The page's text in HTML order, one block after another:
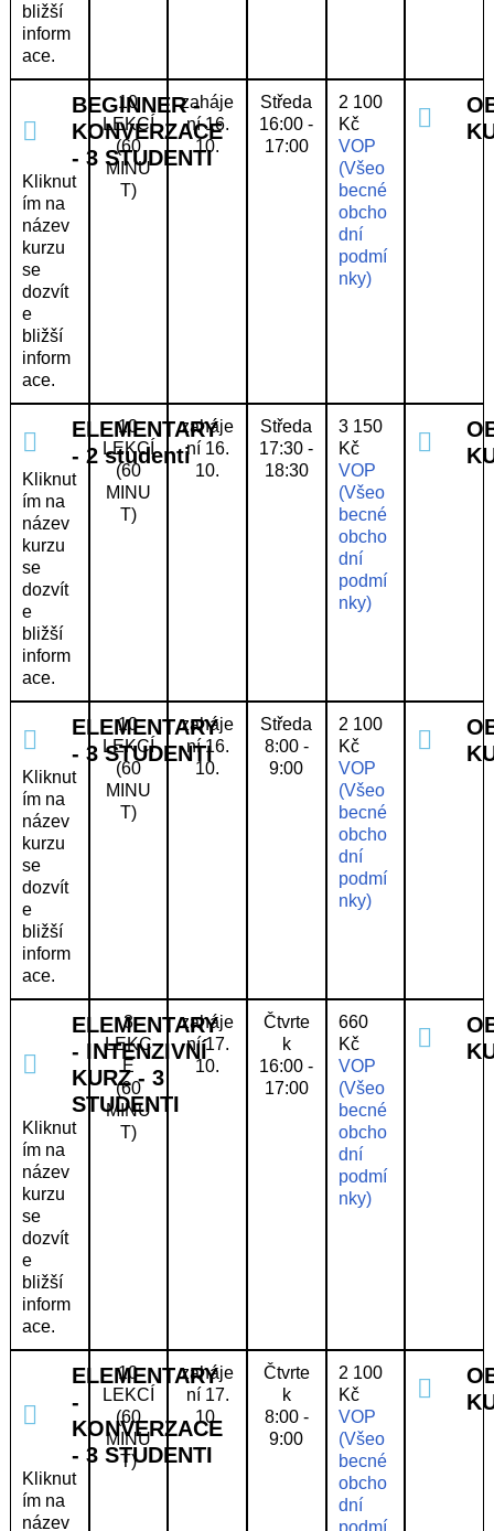
bližší
inform
ace.
BEGINNER -
KONVERZACE
- 3 STUDENTI
Kliknut
ím na
název
kurzu
se
dozvít
e
bližší
inform
ace.
10
LEKCÍ
(60
MINU
T)
zaháje
ní 16.
10.
Středa
16:00 -
17:00
2 100
Kč
VOP
(Všeo
becné
obcho
dní
podmí
nky)
ELEMENTARY
- 2 studenti
Kliknut
ím na
název
kurzu
se
dozvít
e
bližší
inform
ace.
10
LEKCÍ
(60
MINU
T)
zaháje
ní 16.
10.
Středa
17:30 -
18:30
3 150
Kč
VOP
(Všeo
becné
obcho
dní
podmí
nky)
ELEMENTARY
- 3 STUDENTI
Kliknut
ím na
název
kurzu
se
dozvít
e
bližší
inform
ace.
10
LEKCÍ
(60
MINU
T)
zaháje
ní 16.
10.
Středa
8:00 -
9:00
2 100
Kč
VOP
(Všeo
becné
obcho
dní
podmí
nky)
ELEMENTARY
- INTENZIVNÍ
KURZ - 3
STUDENTI
Kliknut
ím na
název
kurzu
se
dozvít
e
bližší
inform
ace.
3
LEKC
E
(60
MINU
T)
zaháje
ní 17.
10.
Čtvrte
k
16:00 -
17:00
660
Kč
VOP
(Všeo
becné
obcho
dní
podmí
nky)
ELEMENTARY
-
KONVERZACE
- 3 STUDENTI
Kliknut
ím na
název
10
LEKCÍ
(60
MINU
T)
zaháje
ní 17.
10.
Čtvrte
k
8:00 -
9:00
2 100
Kč
VOP
(Všeo
becné
obcho
dní
podmí